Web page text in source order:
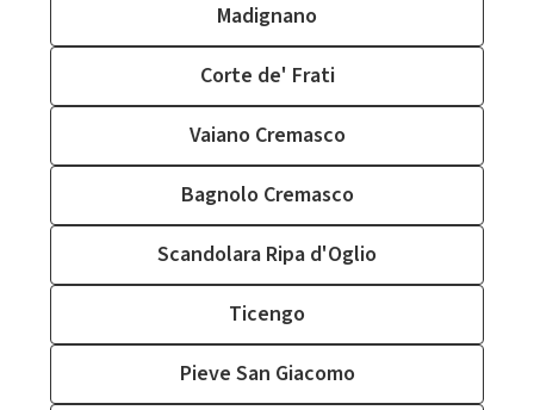
Madignano
Corte de' Frati
Vaiano Cremasco
Bagnolo Cremasco
Scandolara Ripa d'Oglio
Ticengo
Pieve San Giacomo